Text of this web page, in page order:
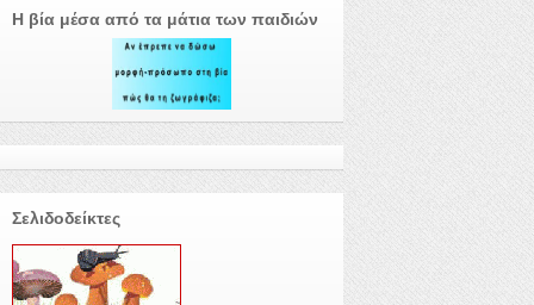
Η βία μέσα από τα μάτια των παιδιών
Σελιδοδείκτες